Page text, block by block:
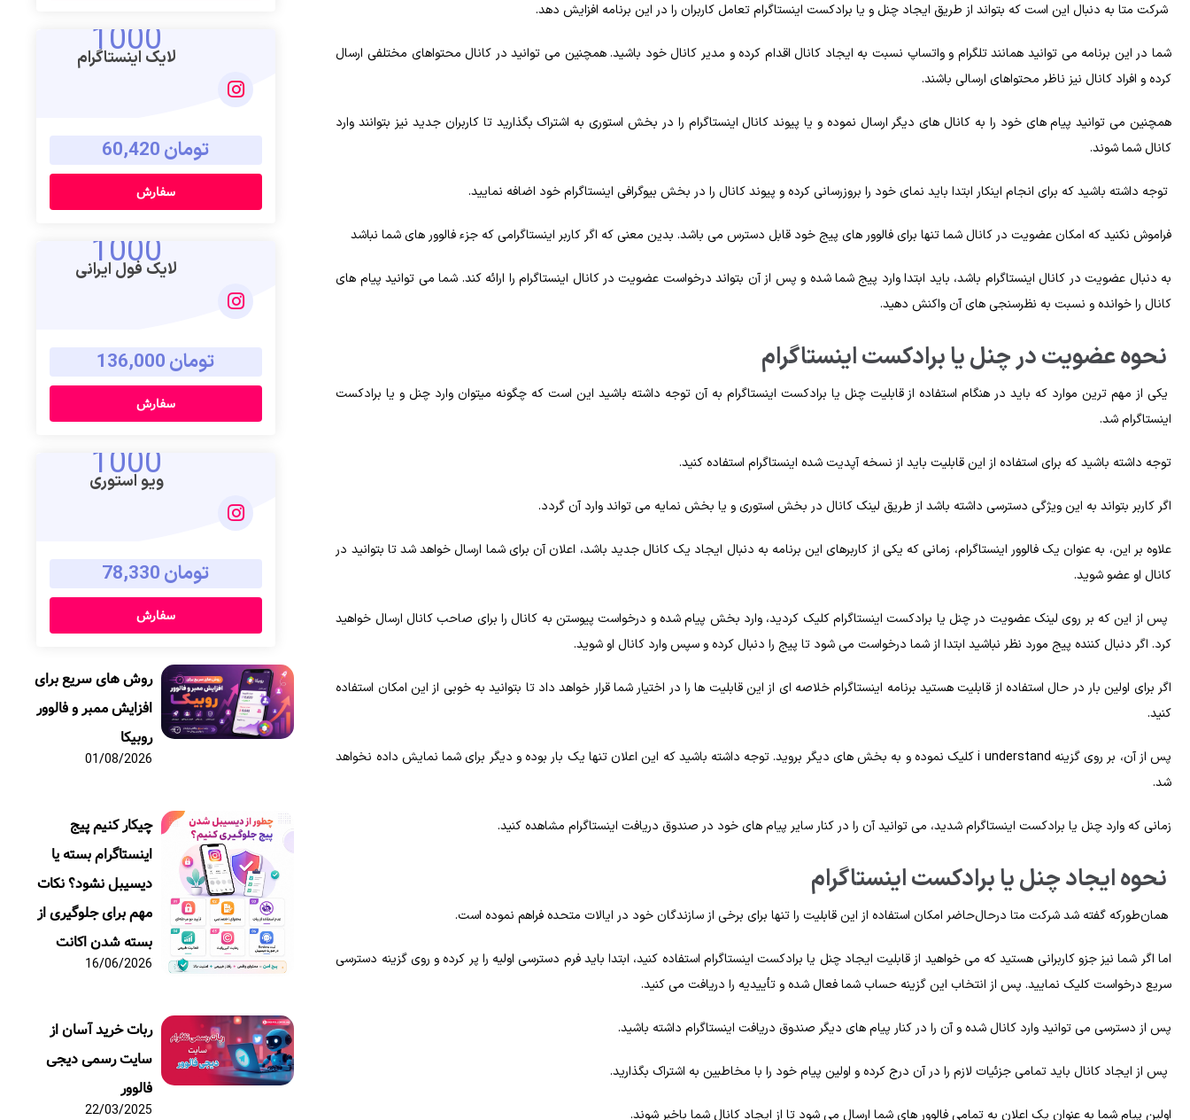
شرکت متا به‌ دنبال این است که بتواند از طریق ایجاد چنل و یا برادکست اینستاگرام تعامل کاربران را در این برنامه افزایش دهد.
شما در این برنامه می‌ توانید همانند تلگرام و واتساپ نسبت‌ به ایجاد کانال اقدام کرده و مدیر کانال خود باشید. همچنین می‌ توانید در کانال محتواهای مختلفی ارسال
کرده و افراد کانال نیز ناظر محتواهای ارسالی باشند.
همچنین می‌ توانید پیام‌ های خود را به کانال‌ های دیگر ارسال نموده و یا پیوند کانال اینستاگرام را در بخش استوری به اشتراک بگذارید تا کاربران جدید نیز بتوانند وارد
کانال شما شوند.
توجه داشته باشید که برای انجام اینکار ابتدا باید نمای خود را بروزرسانی کرده و پیوند کانال را در بخش بیوگرافی اینستاگرام خود اضافه نمایید.
فراموش نکنید که امکان عضویت در کانال شما تنها برای فالوور های پیج خود قابل‌ دسترس می‌ باشد. بدین معنی که اگر کاربر اینستاگرامی که جزء فالوور های شما نباشد
به دنبال عضویت در کانال اینستاگرام باشد، باید ابتدا وارد پیج شما شده و پس‌ از آن بتواند درخواست عضویت در کانال اینستاگرام را ارائه کند. شما می‌ توانید پیام‌ های
کانال را خوانده و نسبت‌ به نظرسنجی‌ های آن واکنش دهید.
نحوه عضویت در چنل یا برادکست اینستاگرام
یکی از مهم‌ ترین موارد که باید در هنگام استفاده از قابلیت چنل یا برادکست اینستاگرام به آن توجه داشته باشید این است که چگونه میتوان وارد چنل و یا برادکست
اینستاگرام شد.
توجه داشته باشید که برای استفاده از این قابلیت باید از نسخه آپدیت شده اینستاگرام استفاده کنید.
اگر کاربر بتواند به این ویژگی دسترسی داشته باشد از طریق لینک کانال در بخش استوری و یا بخش نمایه می‌ تواند وارد آن گردد.
علاوه‌ بر این، به عنوان یک فالوور اینستاگرام، زمانی‌ که یکی از کاربرهای این برنامه به‌ دنبال ایجاد یک کانال جدید باشد، اعلان آن برای شما ارسال خواهد شد تا بتوانید در
کانال او عضو شوید.
پس‌ از این‌ که بر روی لینک عضویت در چنل یا برادکست اینستاگرام کلیک کردید، وارد بخش پیام شده و درخواست پیوستن به کانال را برای صاحب کانال ارسال خواهید
کرد. اگر دنبال کننده پیج مورد نظر نباشید ابتدا از شما درخواست می‌ شود تا پیج را دنبال کرده و سپس وارد کانال او شوید.
اگر برای اولین‌ بار در حال استفاده از قابلیت هستید برنامه‌ اینستاگرام خلاصه‌ ای از این قابلیت‌ ها را در اختیار شما قرار خواهد داد تا بتوانید به‌ خوبی از این امکان استفاده
کنید.
پس‌ از آن، بر روی گزینه i understand کلیک نموده و به بخش‌ های دیگر بروید. توجه داشته باشید که این اعلان تنها یک‌ بار بوده و دیگر برای شما نمایش داده نخواهد
شد.
زمانی‌ که وارد چنل یا برادکست اینستاگرام شدید، می‌ توانید آن را در کنار سایر پیام‌ های خود در صندوق دریافت اینستاگرام مشاهده کنید.
نحوه ایجاد چنل یا برادکست اینستاگرام
همان‌طورکه گفته شد شرکت متا درحال‌حاضر امکان استفاده از این قابلیت را تنها برای برخی از سازندگان خود در ایالات‌ متحده فراهم نموده است.
اما اگر شما نیز جزو کاربرانی هستید که می‌ خواهید از قابلیت ایجاد چنل یا برادکست اینستاگرام استفاده کنید، ابتدا باید فرم دسترسی اولیه را پر کرده و روی گزینه دسترسی
سریع درخواست کلیک نمایید. پس‌ از انتخاب این گزینه حساب شما فعال شده و تأییدیه را دریافت می‌ کنید.
پس‌ از دسترسی می‌ توانید وارد کانال شده و آن را در کنار پیام‌ های دیگر صندوق دریافت اینستاگرام داشته باشید.
پس‌ از ایجاد کانال باید تمامی جزئیات لازم را در آن درج کرده و اولین پیام خود را با مخاطبین به اشتراک بگذارید.
اولین پیام شما به‌ عنوان یک اعلان به تمامی فالوور های شما ارسال می‌ شود تا از ایجاد کانال شما باخبر شوند.
1000
لایک اینستاگرام
تومان 60,420
سفارش
1000
لایک فول ایرانی
تومان 136,000
سفارش
1000
ویو استوری
تومان 78,330
سفارش
روش های سریع برای
افزایش ممبر و فالوور
روبیکا
01/08/2026
چیکار کنیم پیج
اینستاگرام بسته یا
دیسیبل نشود؟ نکات
مهم برای جلوگیری از
بسته شدن اکانت
16/06/2026
ربات خرید آسان از
سایت رسمی دیجی
فالوور
22/03/2025